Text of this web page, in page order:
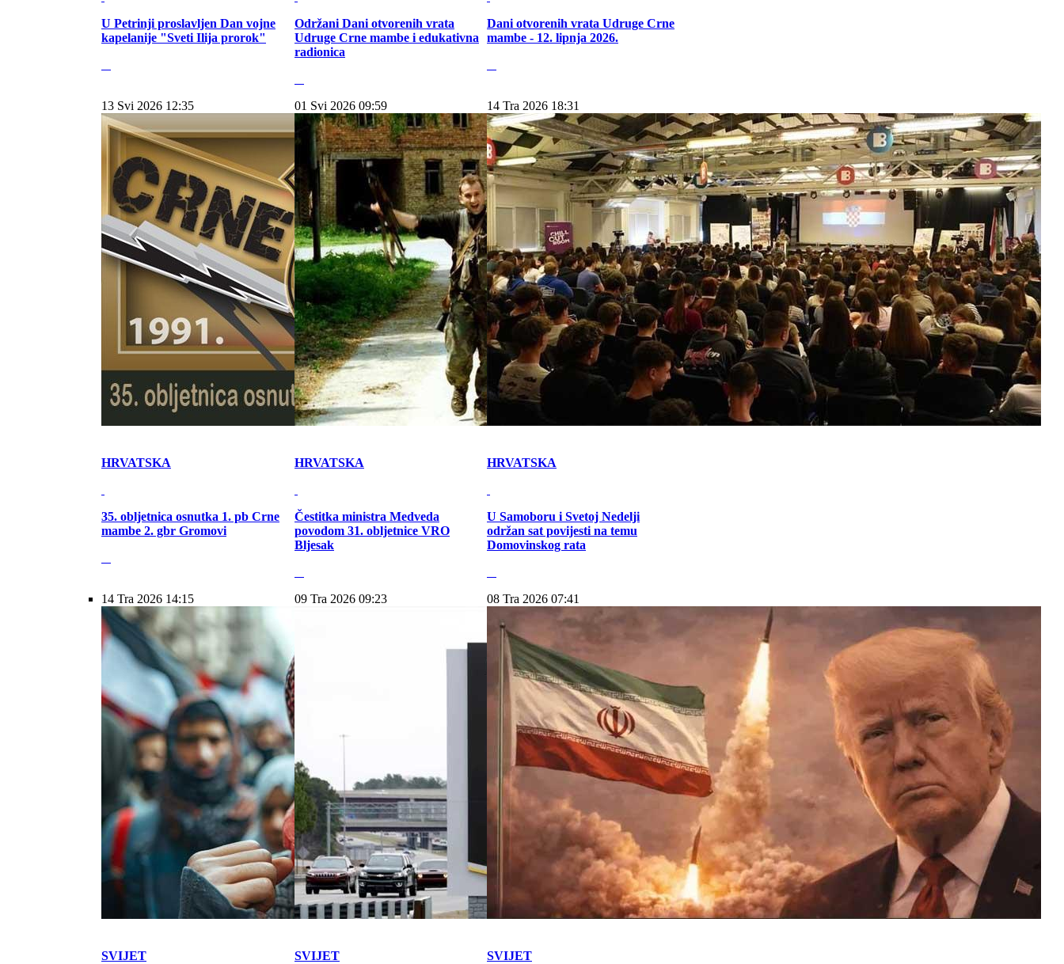
U Petrinji proslavljen Dan vojne
kapelanije "Sveti Ilija prorok"
Održani Dani otvorenih vrata
Udruge Crne mambe i edukativna
radionica
Dani otvorenih vrata Udruge Crne
mambe - 12. lipnja 2026.
13 Svi 2026 12:35
HRVATSKA
35. obljetnica osnutka 1. pb Crne
mambe 2. gbr Gromovi
01 Svi 2026 09:59
HRVATSKA
Čestitka ministra Medveda
povodom 31. obljetnice VRO
Bljesak
14 Tra 2026 18:31
HRVATSKA
U Samoboru i Svetoj Nedelji
održan sat povijesti na temu
Domovinskog rata
14 Tra 2026 14:15
SVIJET
09 Tra 2026 09:23
SVIJET
08 Tra 2026 07:41
SVIJET